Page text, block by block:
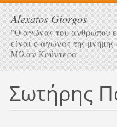
Alexatos Giorgos
"Ο αγώνας του ανθρώπου
είναι ο αγώνας της
Μίλαν Κούντερα
Σωτήρης